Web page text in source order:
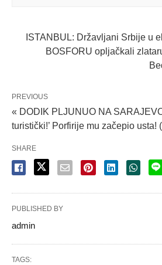
ISTANBUL: Državljani Srbije u
BOSFORU opljačkali
PREVIOUS
« DODIK PLJUNUO NA
turistički!’ Porfirije mu začepio usta!
SHARE
PUBLISHED BY
admin
TAGS: